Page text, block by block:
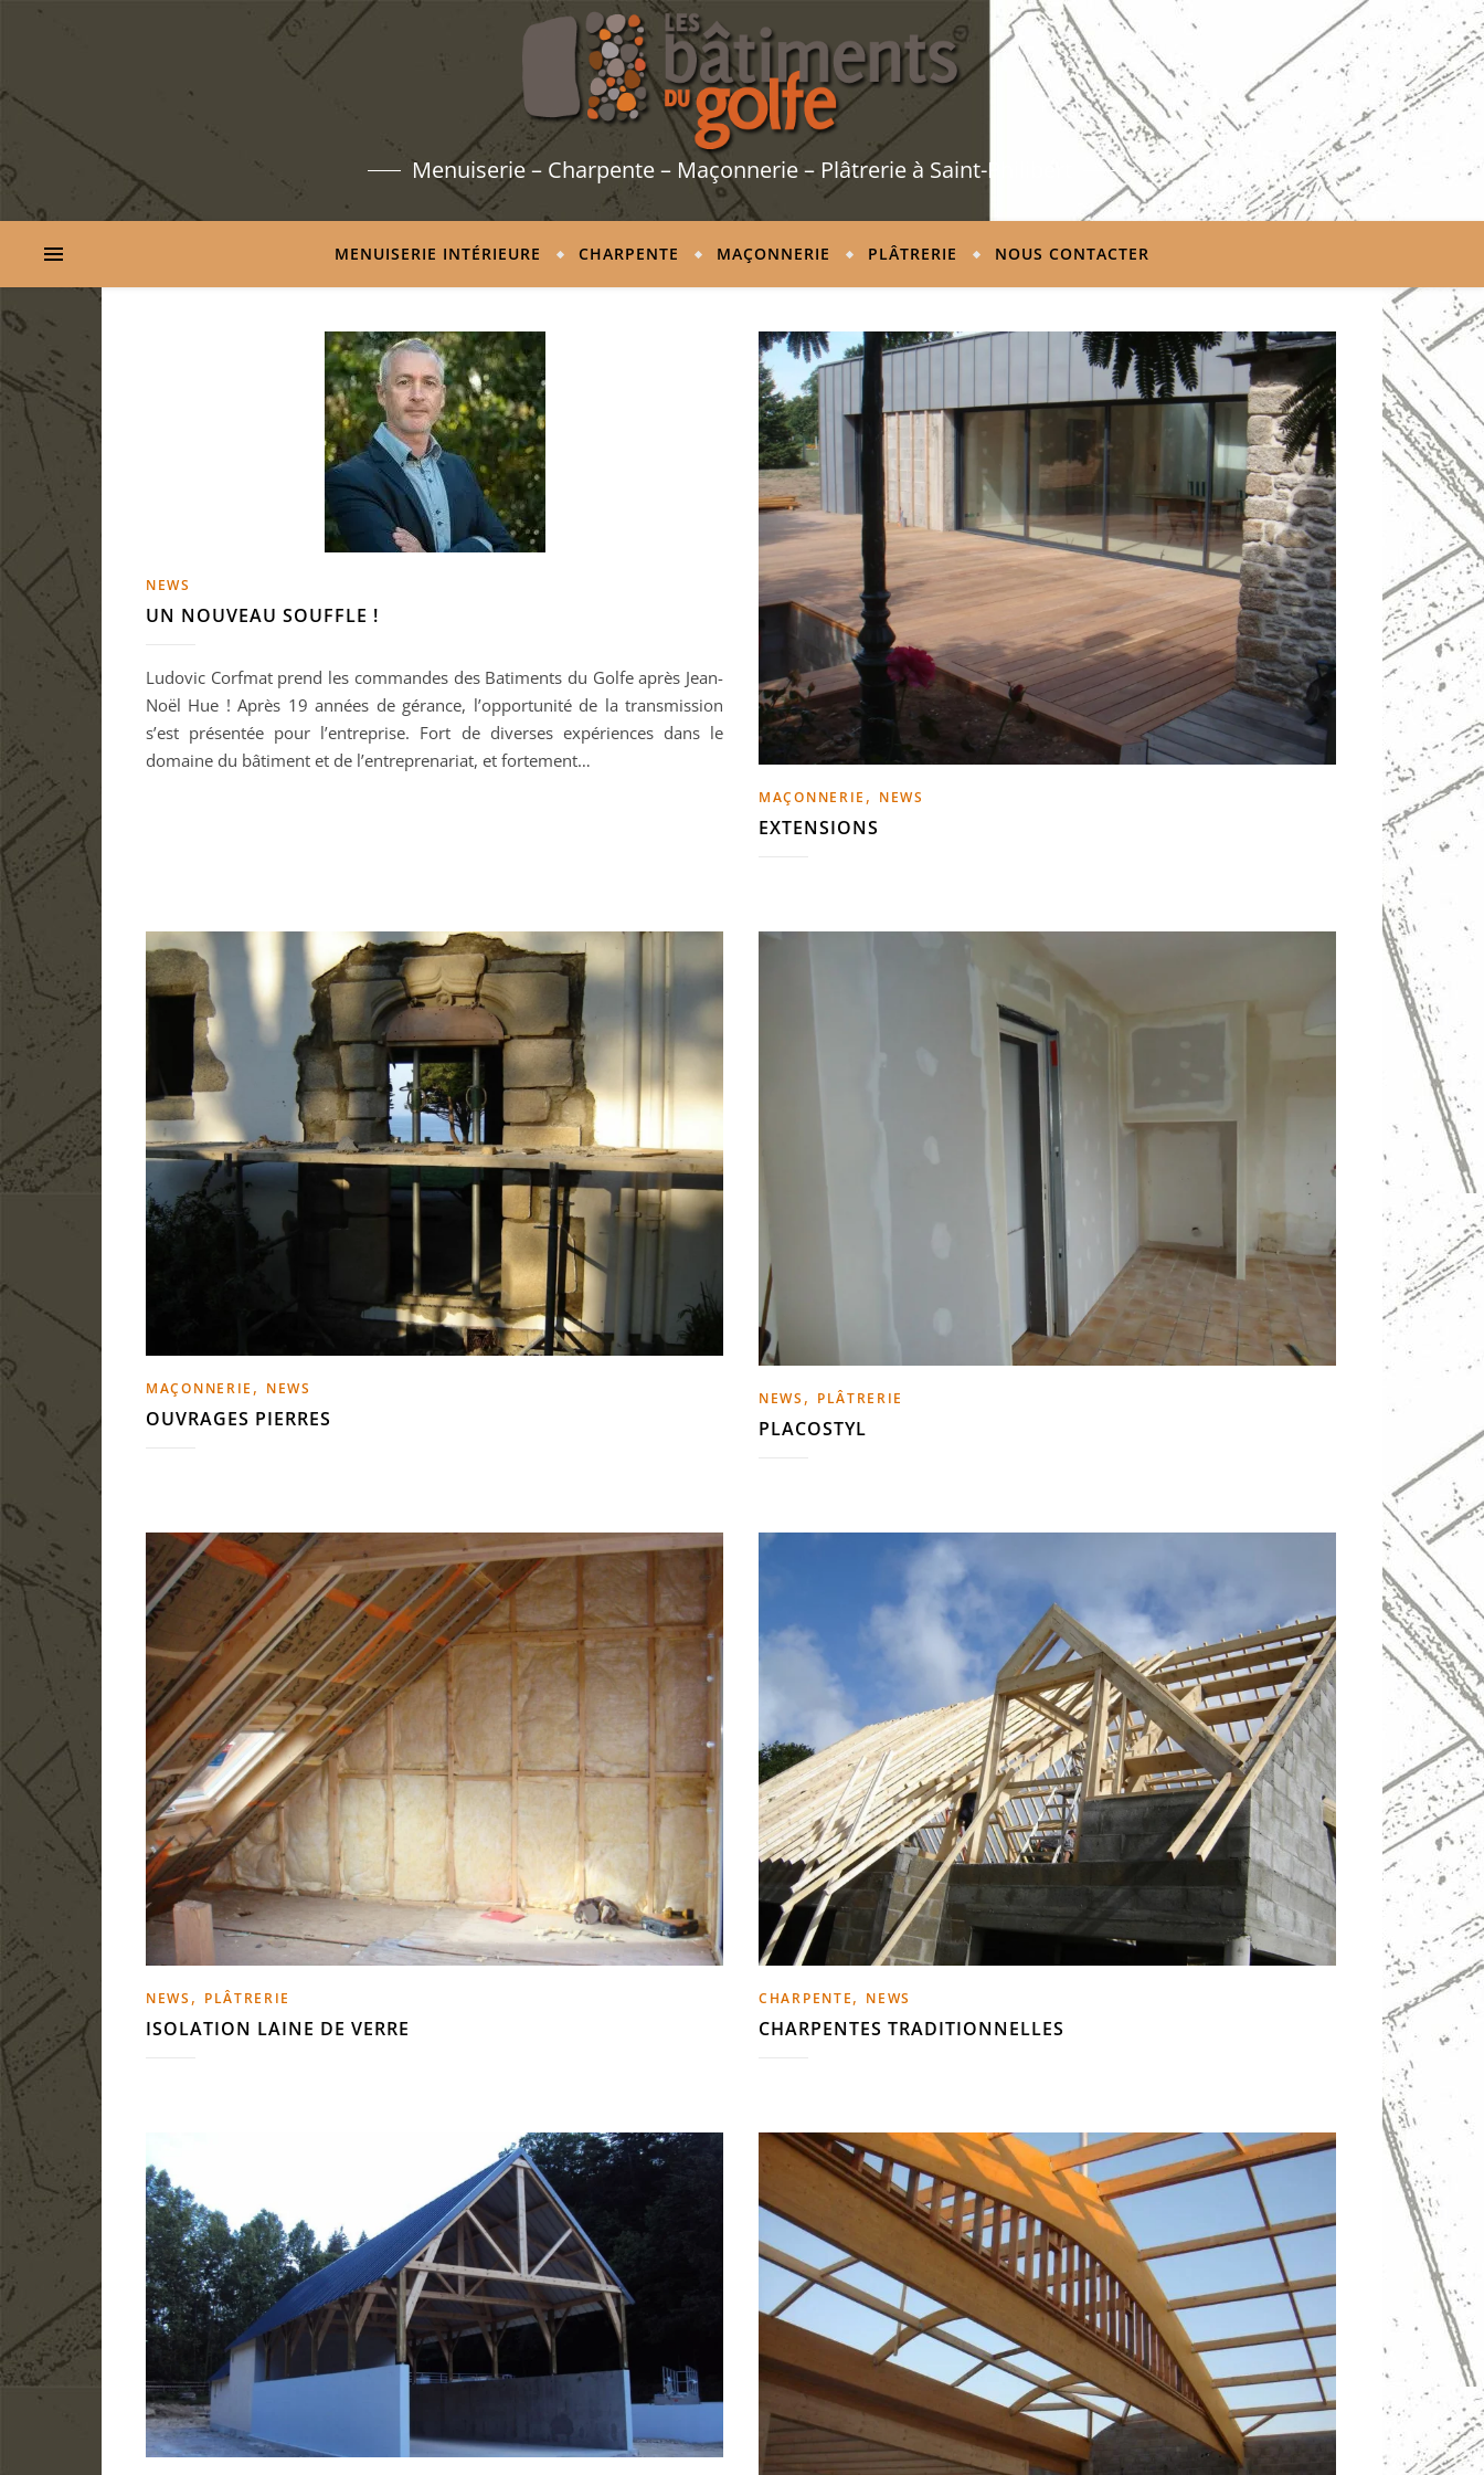
Menuiserie – Charpente – Maçonnerie – Plâtrerie à Saint-Philibert
MENUISERIE INTÉRIEURE CHARPENTE MAÇONNERIE PLÂTRERIE NOUS CONTACTER
NEWS
UN NOUVEAU SOUFFLE !
Ludovic Corfmat prend les commandes des Batiments du Golfe après Jean-
Noël Hue ! Après 19 années de gérance, l’opportunité de la transmission
s’est présentée pour l’entreprise. Fort de diverses expériences dans le
domaine du bâtiment et de l’entreprenariat, et fortement…
MAÇONNERIE , NEWS
EXTENSIONS
MAÇONNERIE , NEWS
OUVRAGES PIERRES
NEWS , PLÂTRERIE
PLACOSTYL
NEWS , PLÂTRERIE
ISOLATION LAINE DE VERRE
CHARPENTE, NEWS
CHARPENTES TRADITIONNELLES